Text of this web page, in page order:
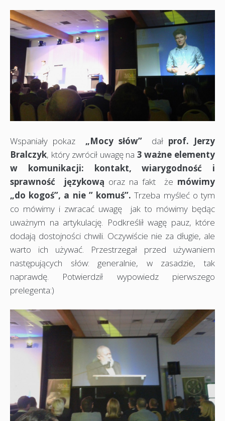
Wspaniały pokaz „Mocy słów”dał prof. Jerzy
Bralczyk, który zwrócił uwagę na 3 ważne elementy
w komunikacji: kontakt, wiarygodność i
sprawność językową oraz na fakt że mówimy
„do kogoś”, a nie ” komuś”. Trzeba myśleć o tym
co mówimy i zwracać uwagę jak to mówimy będąc
uważnym na artykulację. Podkreślił wagę pauz, które
dodają dostojności chwili. Oczywiście nie za długie, ale
warto ich używać. Przestrzegał przed używaniem
następujących słów: generalnie, w zasadzie, tak
naprawdę. Potwierdził wypowiedz pierwszego
prelegenta:)